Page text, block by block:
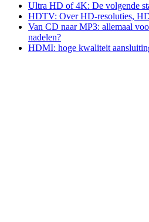
Ultra HD of 4K: De volgende
HDTV: Over HD-resoluties,
Van CD naar MP3: allemaal
nadelen?
HDMI: hoge kwaliteit